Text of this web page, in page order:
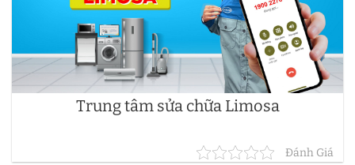
Trung tâm sửa chữa Limosa
Đánh Giá